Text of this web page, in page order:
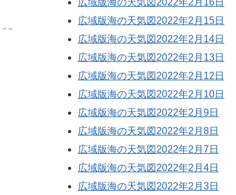
広域版海の天気図2022年2月16日
広域版海の天気図2022年2月15日
広域版海の天気図2022年2月14日
広域版海の天気図2022年2月13日
広域版海の天気図2022年2月12日
広域版海の天気図2022年2月10日
広域版海の天気図2022年2月9日
広域版海の天気図2022年2月8日
広域版海の天気図2022年2月7日
広域版海の天気図2022年2月4日
広域版海の天気図2022年2月3日